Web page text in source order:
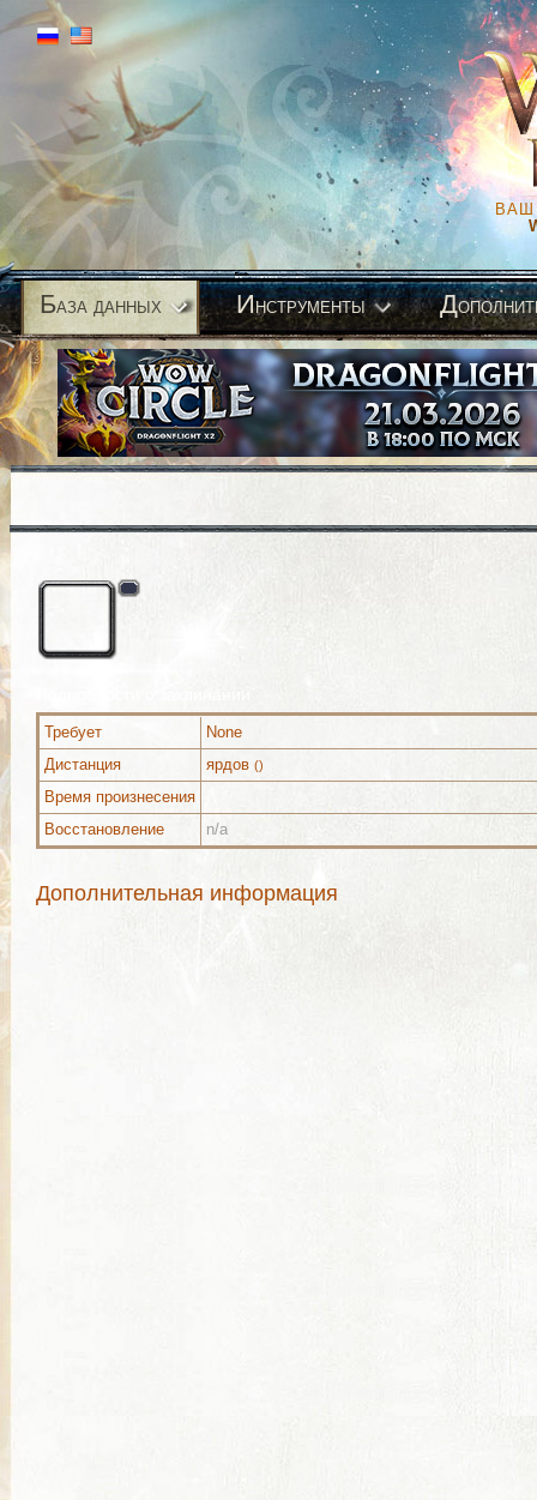
ВАШ
База данных Инструменты Д
Требует
None
Дистанция
ярдов ()
Время произнесения
Восстановление
n/a
Дополнительная информация